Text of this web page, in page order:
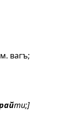
вагъ;
ти;]